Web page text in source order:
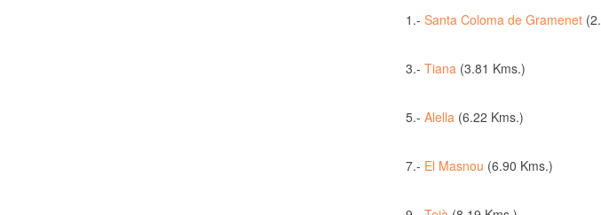
1.- Santa Coloma de Gramenet
3.- Tiana(3.81 Kms.)
5.- Alella(6.22 Kms.)
7.- El Masnou (6.90 Kms.)